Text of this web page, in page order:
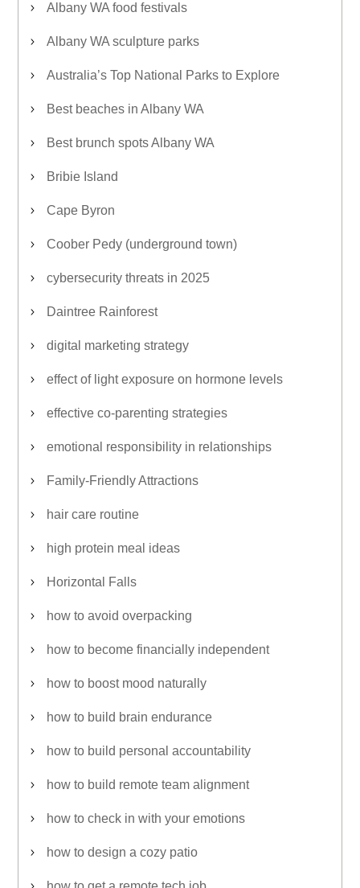
Albany WA food festivals
Albany WA sculpture parks
Australia’s Top National Parks to Explore
Best beaches in Albany WA
Best brunch spots Albany WA
Bribie Island
Cape Byron
Coober Pedy (underground town)
cybersecurity threats in 2025
Daintree Rainforest
digital marketing strategy
effect of light exposure on hormone levels
effective co-parenting strategies
emotional responsibility in relationships
Family-Friendly Attractions
hair care routine
high protein meal ideas
Horizontal Falls
how to avoid overpacking
how to become financially independent
how to boost mood naturally
how to build brain endurance
how to build personal accountability
how to build remote team alignment
how to check in with your emotions
how to design a cozy patio